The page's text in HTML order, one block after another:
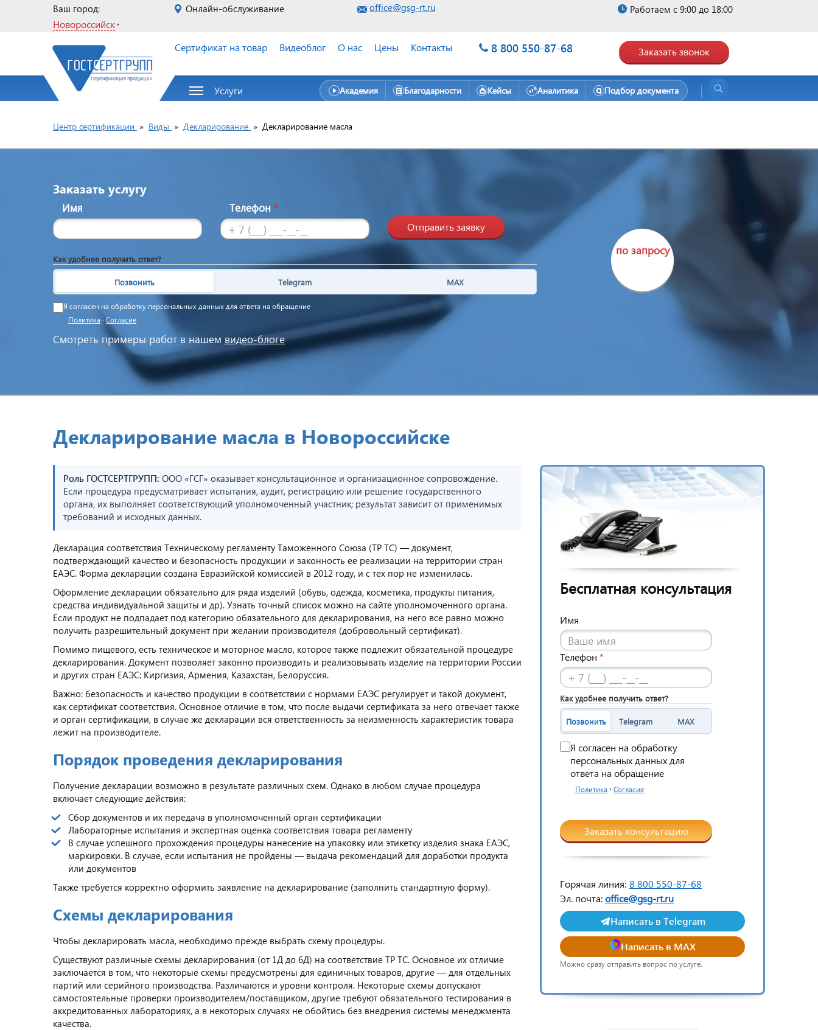
Ваш город:
Новороссийск
Онлайн-обслуживание office@gsg-rt.ru Работаем с 9:00 до 18:00
Сертификат на товар Видеоблог О нас Цены Контакты 8 800 550-87-68 Заказать звонок
Услуги Академия Благодарности Кейсы Аналитика Подбор документа
Центр сертификации » Виды » Декларирование » Декларирование масла
Заказать услугу
Имя Телефон *
Отправить заявку
Как удобнее получить ответ?
Позвонить Telegram MAX
Я согласен на обработку персональных данных для ответа на обращение
Политика ·Согласие
Смотреть примеры работ в нашем видео-блоге
по запросу
Декларирование масла в Новороссийске
Роль ГОСТСЕРТГРУПП: ООО «ГСГ» оказывает консультационное и организационное сопровождение.
Если процедура предусматривает испытания, аудит, регистрацию или решение государственного
органа, их выполняет соответствующий уполномоченный участник; результат зависит от применимых
требований и исходных данных.
Декларация соответствия Техническому регламенту Таможенного Союза (ТР ТС) — документ,
подтверждающий качество и безопасность продукции и законность ее реализации на территории стран
ЕАЭС. Форма декларации создана Евразийской комиссией в 2012 году, и с тех пор не изменилась.
Оформление декларации обязательно для ряда изделий (обувь, одежда, косметика, продукты питания,
средства индивидуальной защиты и др). Узнать точный список можно на сайте уполномоченного органа.
Если продукт не подпадает под категорию обязательного для декларирования, на него все равно можно
получить разрешительный документ при желании производителя (добровольный сертификат).
Помимо пищевого, есть техническое и моторное масло, которое также подлежит обязательной процедуре
декларирования. Документ позволяет законно производить и реализовывать изделие на территории России
и других стран ЕАЭС: Киргизия, Армения, Казахстан, Белоруссия.
Важно: безопасность и качество продукции в соответствии с нормами ЕАЭС регулирует и такой документ,
как сертификат соответствия. Основное отличие в том, что после выдачи сертификата за него отвечает также
и орган сертификации, в случае же декларации вся ответственность за неизменность характеристик товара
лежит на производителе.
Порядок проведения декларирования
Получение декларации возможно в результате различных схем. Однако в любом случае процедура
включает следующие действия:
Сбор документов и их передача в уполномоченный орган сертификации
Лабораторные испытания и экспертная оценка соответствия товара регламенту
В случае успешного прохождения процедуры нанесение на упаковку или этикетку изделия знака ЕАЭС,
маркировки. В случае, если испытания не пройдены — выдача рекомендаций для доработки продукта
или документов
Также требуется корректно оформить заявление на декларирование (заполнить стандартную форму).
Схемы декларирования
Чтобы декларировать масла, необходимо прежде выбрать схему процедуры.
Существуют различные схемы декларирования (от 1Д до 6Д) на соответствие ТР ТС. Основное их отличие
заключается в том, что некоторые схемы предусмотрены для единичных товаров, другие — для отдельных
партий или серийного производства. Различаются и уровни контроля. Некоторые схемы допускают
самостоятельные проверки производителем/поставщиком, другие требуют обязательного тестирования в
аккредитованных лабораториях, а в некоторых случаях не обойтись без внедрения системы менеджмента
качества.
Бесплатная консультация
Имя
Телефон *
Как удобнее получить ответ?
Позвонить Telegram MAX
Я согласен на обработку
персональных данных для
ответа на обращение
Политика · Согласие
Заказать консультацию
Горячая линия: 8 800 550-87-68
Эл. почта:office@gsg-rt.ru
Написать в Telegram
Написать в MAX
Можно сразу отправить вопрос по услуге.